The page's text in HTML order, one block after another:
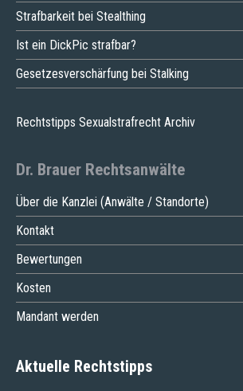
Strafbarkeit bei Stealthing
Ist ein DickPic strafbar?
Gesetzesverschärfung bei Stalking
Rechtstipps Sexualstrafrecht Archiv
Dr. Brauer Rechtsanwälte
Über die Kanzlei (Anwälte / Standorte)
Kontakt
Bewertungen
Kosten
Mandant werden
Aktuelle Rechtstipps